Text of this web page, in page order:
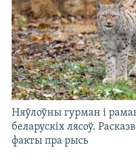
Няўлоўны гурман і
беларускіх лясоў.
факты пра рысь